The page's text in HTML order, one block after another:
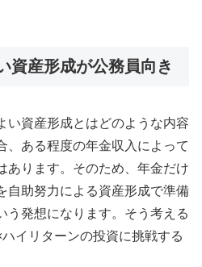
資産形成が公務員向き
い資産形成とはどのような内容
、ある程度の年金収入によって
あります。そのため、年金だけ
自助努力による資産形成で準備
う発想になります。そう考える
イリターンの投資に挑戦する